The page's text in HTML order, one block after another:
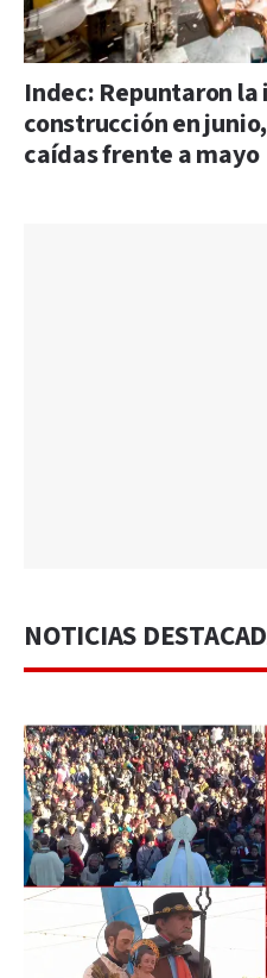
Indec: Repuntaron
construcción en
caídas frente a mayo
NOTICIAS